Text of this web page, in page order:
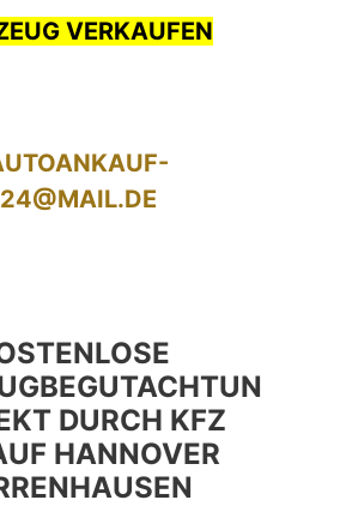
VERKAUFEN
24@MAIL.DE
DURCH KFZ
HANNOVER